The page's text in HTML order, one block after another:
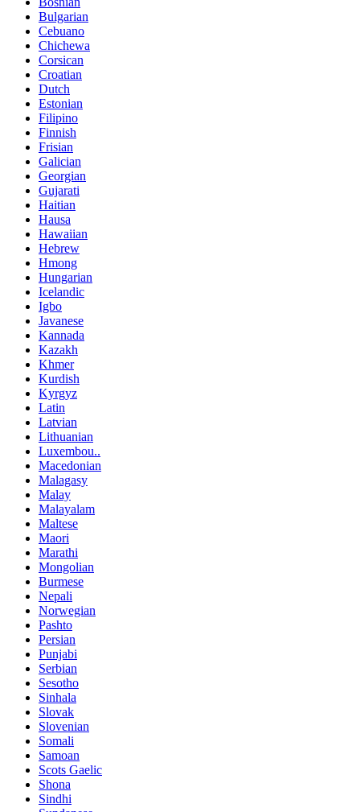
Bulgarian
Cebuano
Chichewa
Corsican
Croatian
Dutch
Estonian
Filipino
Finnish
Frisian
Galician
Georgian
Gujarati
Haitian
Hausa
Hawaiian
Hebrew
Hmong
Hungarian
Icelandic
Igbo
Javanese
Kannada
Kazakh
Khmer
Kurdish
Kyrgyz
Latin
Latvian
Lithuanian
Luxembou..
Macedonian
Malagasy
Malay
Malayalam
Maltese
Maori
Marathi
Mongolian
Burmese
Nepali
Norwegian
Pashto
Persian
Punjabi
Serbian
Sesotho
Sinhala
Slovak
Slovenian
Somali
Samoan
Scots Gaelic
Shona
Sindhi